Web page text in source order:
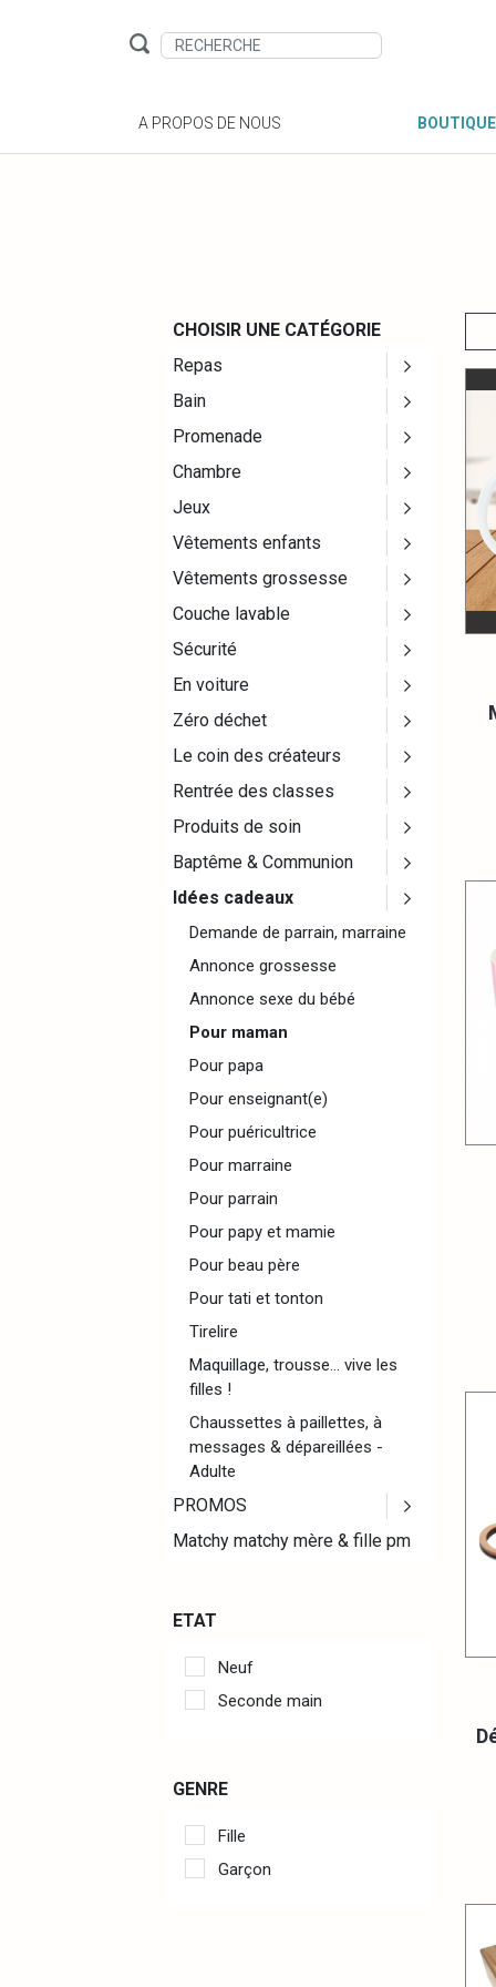
A PROPOS DE NOUS
CHOISIR UNE CATÉGORIE
Repas
Bain
Promenade
Chambre
Jeux
Vêtements enfants
Vêtements grossesse
Couche lavable
Sécurité
En voiture
Zéro déchet
Le coin des créateurs
Rentrée des classes
Produits de soin
Baptême & Communion
Idées cadeaux
Demande de parrain, marraine
Annonce grossesse
Annonce sexe du bébé
Pour maman
Pour papa
Pour enseignant(e)
Pour puéricultrice
Pour marraine
Pour parrain
Pour papy et mamie
Pour beau père
Pour tati et tonton
Tirelire
Maquillage, trousse... vive les
filles !
Chaussettes à paillettes, à
messages & dépareillées -
Adulte
PROMOS
Matchy matchy mère & fille pm
ETAT
Neuf
Seconde main
GENRE
Fille
Garçon